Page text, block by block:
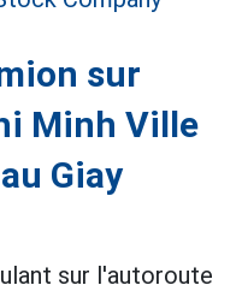
sur
Minh Ville
Giay
sur l'autoroute